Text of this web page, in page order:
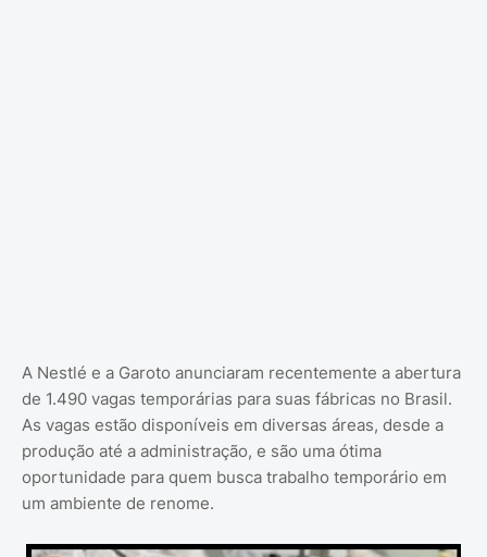
A Nestlé e a Garoto anunciaram recentemente a abertura
de 1.490 vagas temporárias para suas fábricas no Brasil.
As vagas estão disponíveis em diversas áreas, desde a
produção até a administração, e são uma ótima
oportunidade para quem busca trabalho temporário em
um ambiente de renome.